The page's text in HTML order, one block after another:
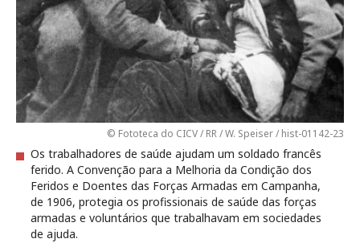
© Fototeca do CICV / RR / W. Speiser / hist-01142-23
Os trabalhadores de saúde ajudam um soldado francês
ferido. A Convenção para a Melhoria da Condição dos
Feridos e Doentes das Forças Armadas em Campanha,
de 1906, protegia os profissionais de saúde das forças
armadas e voluntários que trabalhavam em sociedades
de ajuda.